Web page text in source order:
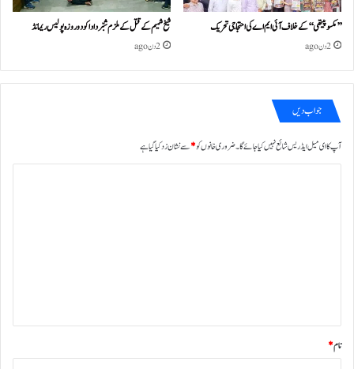
’’مکسوپیتھی‘‘ کے خلاف آئی ایم اے کی احتجاجی تحریک
2 دن ago
شیخ شمیم کے قتل کے ملزم شبّر دادا کو دو روزہ پولیس ریمانڈ
2 دن ago
جواب دیں
آپ کا ای میل ایڈریس شائع نہیں کیا جائے گا۔ضروری خانوں کو*سے نشان زد کیا گیا ہے
نام*